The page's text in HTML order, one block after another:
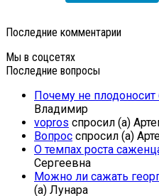
Последние комментарии
Мы в соцсетях
Последние вопросы
Почему не плодоносит
Владимир
vopros спросил (а)
Вопрос спросил (а)
О темпах роста
Сергеевна
Можно ли сажать
(а) Лунара